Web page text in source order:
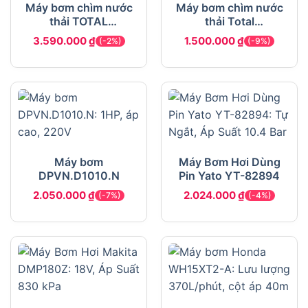
Máy bơm chìm nước
thải TOTAL
TWP715001 2HP
3.590.000₫ (-2%)
Máy bơm chìm nước
thải Total
TWP810001
1.500.000₫ (-9%)
Máy bơm
DPVN.D1010.N
2.050.000₫ (-7%)
Máy Bơm Hơi Dùng
Pin Yato YT-82894
2.024.000₫ (-4%)